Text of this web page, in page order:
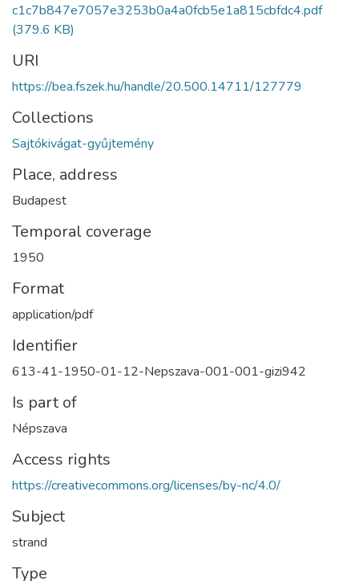
c1c7b847e7057e3253b0a4a0fcb5e1a815cbfdc4.pdf
(379.6 KB)
URI
https://bea.fszek.hu/handle/20.500.14711/127779
Collections
Sajtókivágat-gyűjtemény
Place, address
Budapest
Temporal coverage
1950
Format
application/pdf
Identifier
613-41-1950-01-12-Nepszava-001-001-gizi942
Is part of
Népszava
Access rights
https://creativecommons.org/licenses/by-nc/4.0/
Subject
strand
Type